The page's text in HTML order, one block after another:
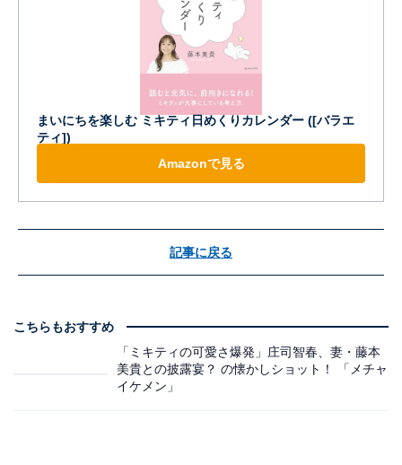
まいにちを楽しむ ミキティ日めくりカレンダー ([バラエ
ティ])
Amazonで見る
記事に戻る
こちらもおすすめ
「ミキティの可愛さ爆発」庄司智春、妻・藤本
美貴との披露宴？ の懐かしショット！ 「メチャ
イケメン」